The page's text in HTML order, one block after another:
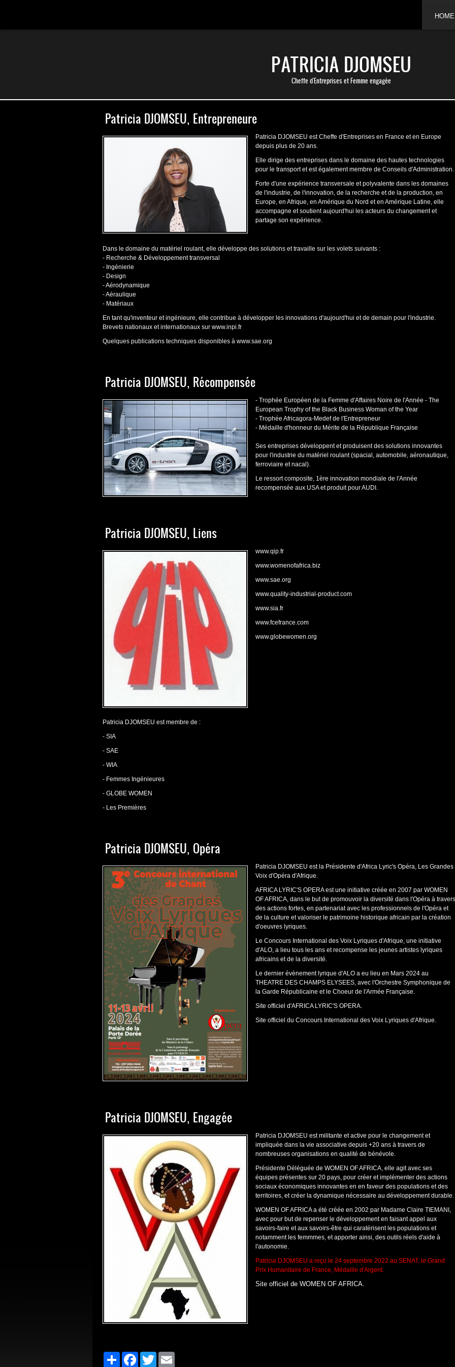
PATRICIA DJOMSEU
Cheffe d'Entreprises et Femme engagée
HOME
Patricia DJOMSEU, Entrepreneure
Patricia DJOMSEU est Cheffe d'Entreprises en France et en Europe
depuis plus de 20 ans.
Elle dirige des entreprises dans le domaine des hautes technologies
pour le transport et est également membre de Conseils d'Administration.
Forte d'une expérience transversale et polyvalente dans les domaines
de l'industrie, de l'innovation, de la recherche et de la production, en
Europe, en Afrique, en Amérique du Nord et en Amérique Latine, elle
accompagne et soutient aujourd'hui les acteurs du changement et
partage son expérience.
Dans le domaine du matériel roulant, elle développe des solutions et travaille sur les volets suivants :
- Recherche & Développement transversal
- Ingénierie
- Design
- Aérodynamique
- Aéraulique
- Matériaux
En tant qu'inventeur et ingénieure, elle contribue à développer les innovations d'aujourd'hui et de demain pour l'industrie.
Brevets nationaux et internationaux sur www.inpi.fr
Quelques publications techniques disponibles à www.sae.org
Patricia DJOMSEU, Récompensée
- Trophée Européen de la Femme d'Affaires Noire de l'Année - The
European Trophy of the Black Business Woman of the Year
- Trophée Africagora-Medef de l'Entrepreneur
- Médaille d'honneur du Mérite de la République Française
Ses entreprises développent et produisent des solutions innovantes
pour l'industrie du matériel roulant (spacial, automobile, aéronautique,
ferroviaire et nacal).
Le ressort composite, 1ère innovation mondiale de l'Année
recompensée aux USA et produit pour AUDI.
Patricia DJOMSEU, Liens
www.qip.fr
www.womenofafrica.biz
www.sae.org
www.quality-industrial-product.com
www.sia.fr
www.fcefrance.com
www.globewomen.org
Patricia DJOMSEU est membre de :
- SIA
- SAE
- WIA
- Femmes Ingénieures
- GLOBE WOMEN
- Les Premières
Patricia DJOMSEU, Opéra
Patricia DJOMSEU est la Présidente d'Africa Lyric's Opéra, Les Grandes
Voix d'Opéra d'Afrique.
AFRICA LYRIC'S OPERA est une initiative créée en 2007 par WOMEN
OF AFRICA, dans le but de promouvoir la diversité dans l'Opéra à travers
des actions fortes, en partenariat avec les professionnels de l'Opéra et
de la culture et valoriser le patrimoine historique africain par la création
d'oeuvres lyriques.
Le Concours International des Voix Lyriques d'Afrique, une initiative
d'ALO, a lieu tous les ans et recompense les jeunes artistes lyriques
africains et de la diversité.
Le dernier évènement lyrique d'ALO a eu lieu en Mars 2024 au
THEATRE DES CHAMPS ELYSEES, avec l'Orchestre Symphonique de
la Garde Républicaine et le Choeur de l'Armée Française.
Site officiel d'AFRICA LYRIC'S OPERA.
Site officiel du Concours International des Voix Lyriques d'Afrique.
Patricia DJOMSEU, Engagée
Patricia DJOMSEU est militante et active pour le changement et
impliquée dans la vie associative depuis +20 ans à travers de
nombreuses organisations en qualité de bénévole.
Présidente Déléguée de WOMEN OF AFRICA, elle agit avec ses
équipes présentes sur 20 pays, pour créer et implémenter des actions
sociaux économiques innovantes en en faveur des populations et des
territoires, et créer la dynamique nécessaire au développement durable.
WOMEN OF AFRICA a été créée en 2002 par Madame Claire TIEMANI,
avec pour but de repenser le développement en faisant appel aux
savoirs-faire et aux savoirs-être qui caratérisent les populations et
notamment les femmmes, et apporter ainsi, des outils réels d'aide à
l'autonomie.
Patricia DJOMSEU a reçu le 24 septembre 2022 au SENAT, le Grand
Prix Humanitaire de France, Médaille d'Argent.
Site officiel de WOMEN OF AFRICA.
Share FacebookTwitter